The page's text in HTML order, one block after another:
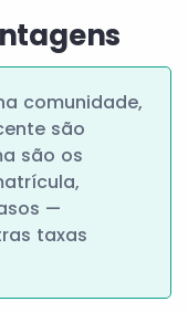
comunidade,
são
são os
—
taxas